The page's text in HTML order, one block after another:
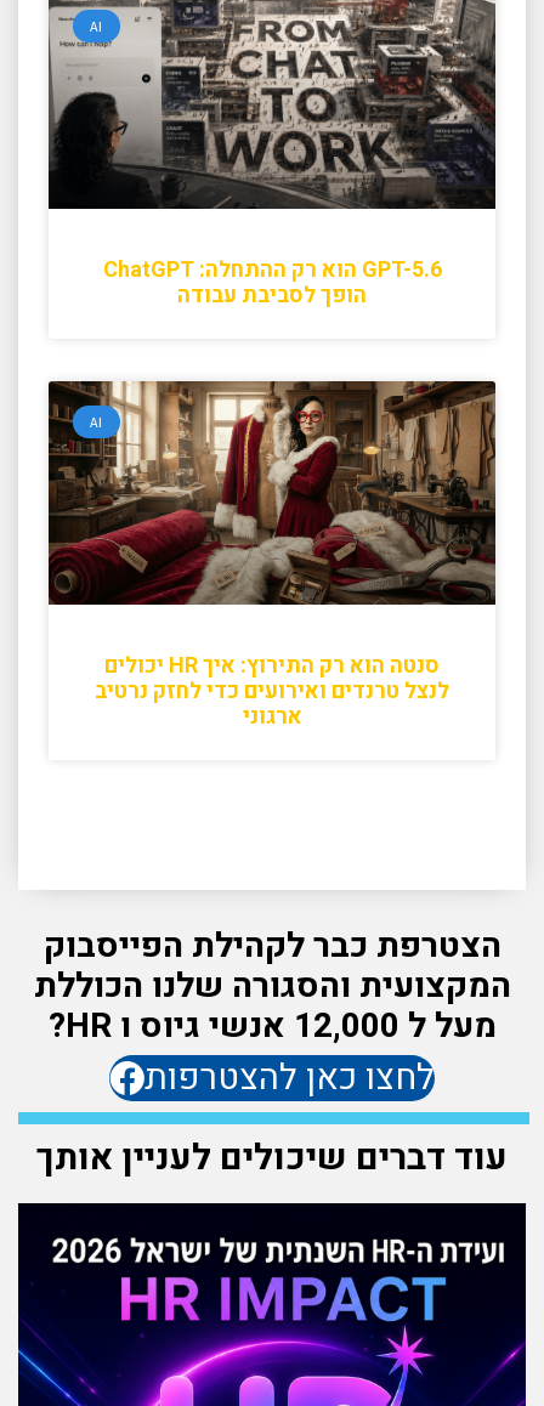
AI
GPT-5.6 הוא רק ההתחלה: ChatGPT
הופך לסביבת עבודה
AI
סנטה הוא רק התירוץ: איך HR יכולים
לנצל טרנדים ואירועים כדי לחזק נרטיב
ארגוני
הצטרפת כבר לקהילת הפייסבוק
המקצועית והסגורה שלנו הכוללת
מעל ל 12,000 אנשי גיוס ו HR?
לחצו כאן להצטרפות
עוד דברים שיכולים לעניין אותך